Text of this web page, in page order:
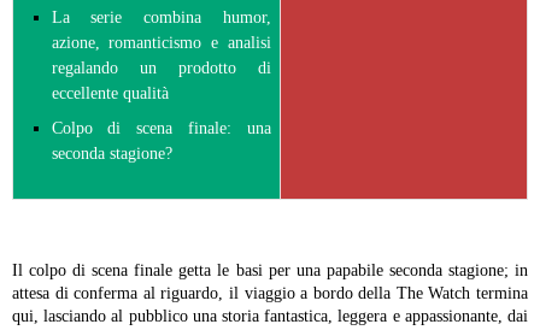
La serie combina humor,
azione, romanticismo e analisi
regalando un prodotto di
eccellente qualità
Colpo di scena finale: una
seconda stagione?
Il colpo di scena finale getta le basi per una papabile seconda stagione; in
attesa di conferma al riguardo, il viaggio a bordo della The Watch termina
qui, lasciando al pubblico una storia fantastica, leggera e appassionante, dai